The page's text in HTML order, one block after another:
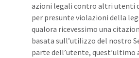
azioni legali contro altri utenti
per presunte violazioni della
qualora ricevessimo una
basata sull’utilizzo del nostro
parte dell’utente, quest’ultimo